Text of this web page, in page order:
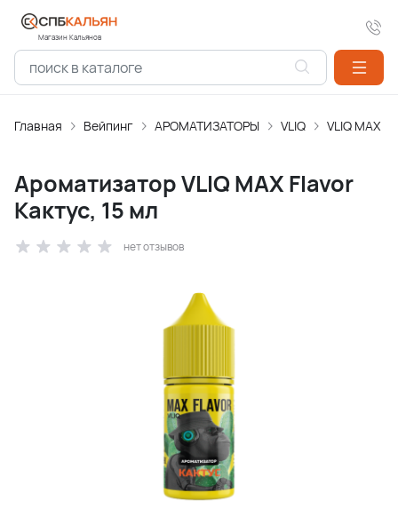
Магазин Кальянов
Главная Вейпинг АРОМАТИЗАТОPЫ VLIQ VLIQ MAX
Ароматизатор VLIQ MAX Flavor
Кактус, 15 мл
нет отзывов